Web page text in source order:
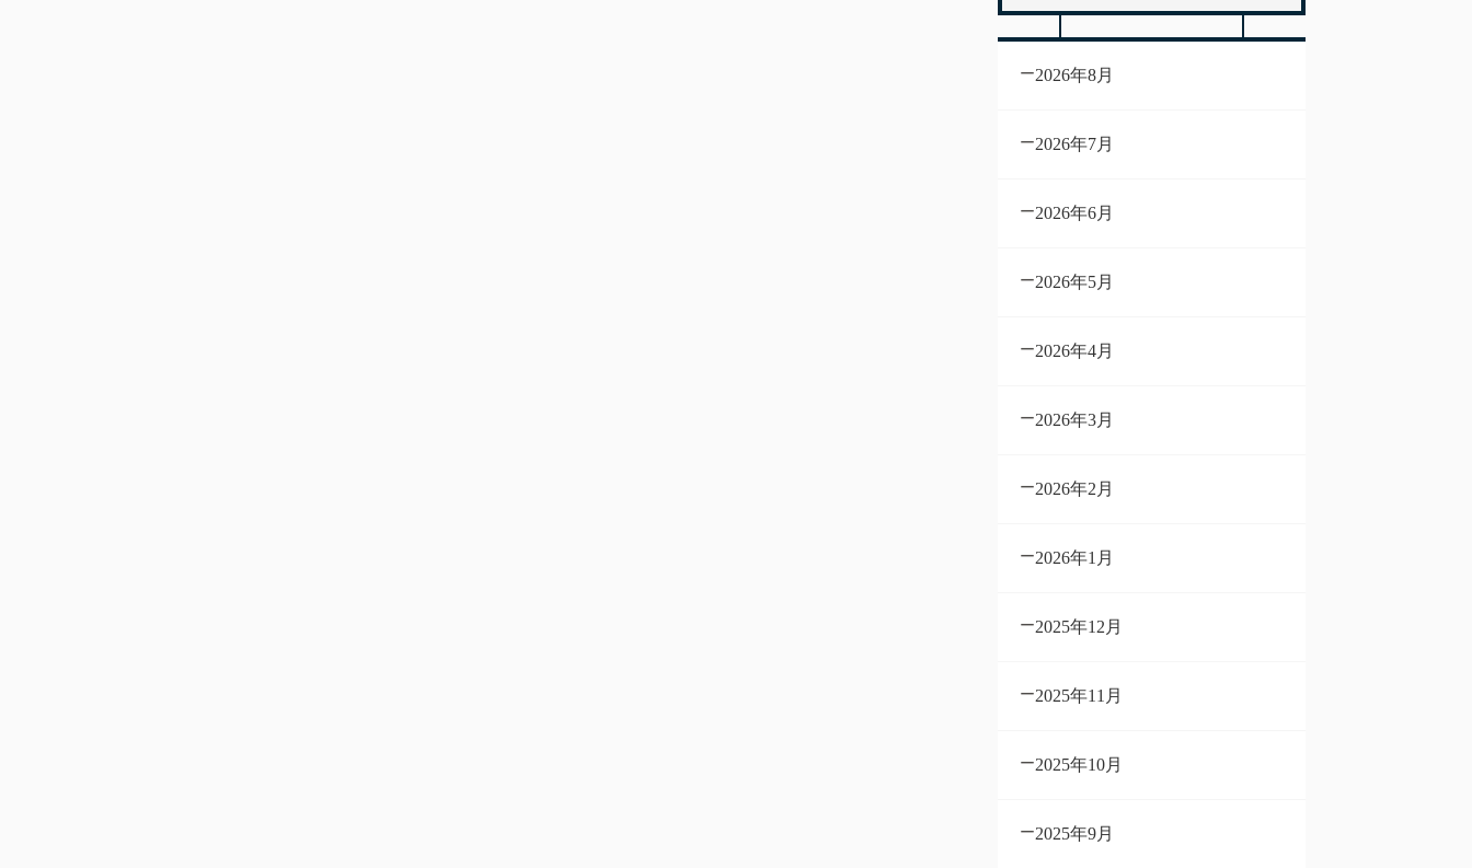
2026年8月
2026年7月
2026年6月
2026年5月
2026年4月
2026年3月
2026年2月
2026年1月
2025年12月
2025年11月
2025年10月
2025年9月